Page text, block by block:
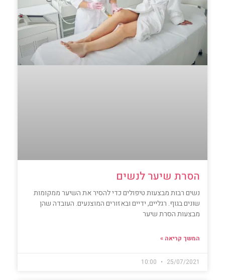
הסרת שיער לנשים
נשים רבות מבצעות טיפולים כדי להסיר את השיער ממקומות
שונים בגוף. רגליים, ידיים ובאזורים המוצנעים. העובדה שהן
מבצעות הסרת שיער
המשך קריאה »
25/07/2021